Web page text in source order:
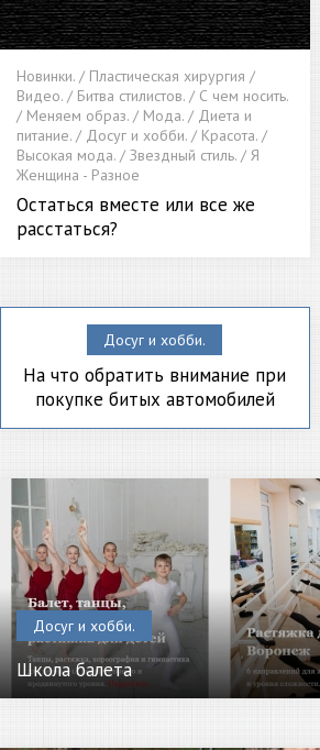
Новинки. / Пластическая хирургия /
Видео. / Битва стилистов. / С чем носить.
/ Меняем образ. / Мода. / Диета и
питание. / Досуг и хобби. / Красота. /
Высокая мода. / Звездный стиль. / Я
Женщина - Разное
Остаться вместе или все же
расстаться?
Досуг и хобби.
На что обратить внимание при
покупке битых автомобилей
Досуг и хобби.
Школа балета